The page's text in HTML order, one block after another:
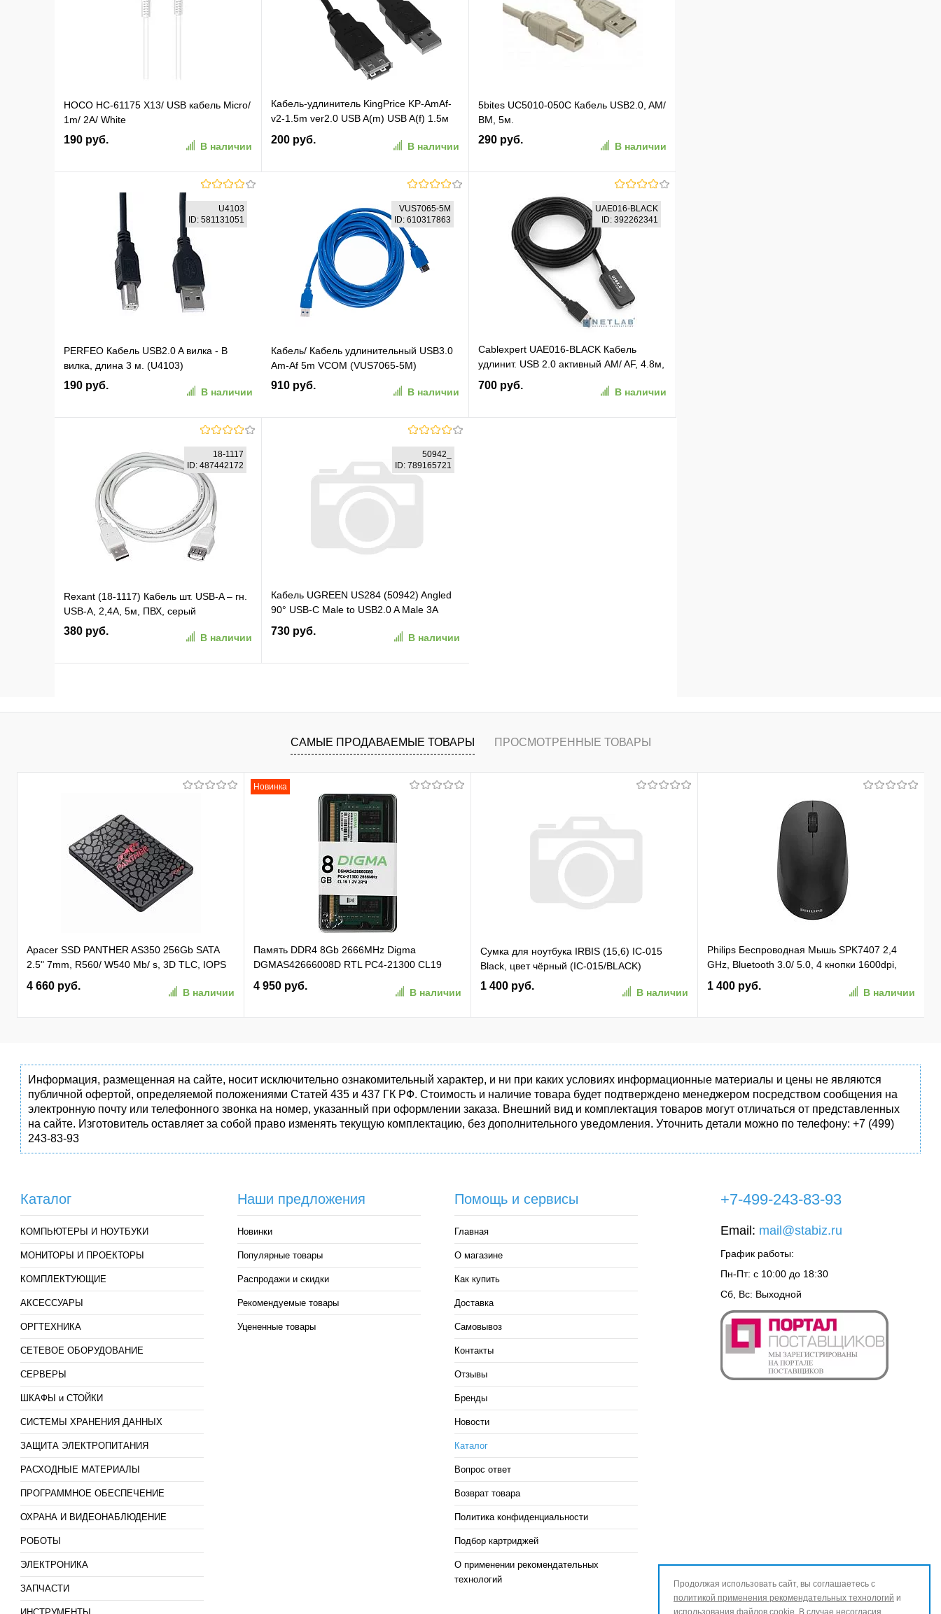
HOCO HC-61175 X13/ USB кабель Micro/
1m/ 2A/ White
190 руб.
В наличии
В избранное К сравнению
Кабель-удлинитель KingPrice KP-AmAf-
v2-1.5m ver2.0 USB A(m) USB A(f) 1.5м
черный
200 руб.
В наличии
В корзину
В избранное К сравнению
5bites UC5010-050C Кабель USB2.0, AM/
BM, 5м.
290 руб.
В наличии
В корзину
В избранное К сравнению
U4103
ID: 581131051
PERFEO Кабель USB2.0 A вилка - В
вилка, длина 3 м. (U4103)
190 руб.
В наличии
В корзину
В избранное К сравнению
VUS7065-5M
ID: 610317863
Кабель/ Кабель удлинительный USB3.0
Am-Af 5m VCOM (VUS7065-5M)
910 руб.
В наличии
В избранное К сравнению
UAE016-BLACK
ID: 392262341
Cablexpert UAE016-BLACK Кабель
удлинит. USB 2.0 активный AM/ AF, 4.8м,
черный, пакет
700 руб.
В наличии
18-1117
ID: 487442172
Rexant (18-1117) Кабель шт. USB-A – гн.
USB-A, 2,4А, 5м, ПВХ, серый
380 руб.
В наличии
50942_
ID: 789165721
Кабель UGREEN US284 (50942) Angled
90° USB-C Male to USB2.0 A Male 3A
Data Cable. Длина: 2м. Цвет: серый
космос (50942_)
730 руб.
В наличии
В избранное К сравнению
САМЫЕ ПРОДАВАЕМЫЕ ТОВАРЫ ПРОСМОТРЕННЫЕ ТОВАРЫ
Apacer SSD PANTHER AS350 256Gb SATA
2.5" 7mm, R560/ W540 Mb/ s, 3D TLC, IOPS
81K/ 74K, MTBF 1,5M, 180TBW,
(AP256GAS350-1)
4 660 руб.
В наличии
Новинка
Память DDR4 8Gb 2666MHz Digma
DGMAS42666008D RTL PC4-21300 CL19
SO-DIMM 260-pin 1.2В dual rank Ret
4 950 руб.
В наличии
Сумка для ноутбука IRBIS (15,6) IC-015
Black, цвет чёрный (IC-015/BLACK)
1 400 руб.
В наличии
Philips Беспроводная Мышь SPK7407 2,4
GHz, Bluetooth 3.0/ 5.0, 4 кнопки 1600dpi,
бесшумная Чёрный (SPK7407B/ 01)
(SPK7407B/01)
1 400 руб.
В наличии
Информация, размещенная на сайте, носит исключительно ознакомительный характер, и ни при каких условиях информационные материалы и цены не являются
публичной офертой, определяемой положениями Статей 435 и 437 ГК РФ. Стоимость и наличие товара будет подтверждено менеджером посредством сообщения на
электронную почту или телефонного звонка на номер, указанный при оформлении заказа. Внешний вид и комплектация товаров могут отличаться от представленных
на сайте. Изготовитель оставляет за собой право изменять текущую комплектацию, без дополнительного уведомления. Уточнить детали можно по телефону: +7 (499)
243-83-93
Каталог
КОМПЬЮТЕРЫ И НОУТБУКИ
МОНИТОРЫ И ПРОЕКТОРЫ
КОМПЛЕКТУЮЩИЕ
АКСЕССУАРЫ
ОРГТЕХНИКА
СЕТЕВОЕ ОБОРУДОВАНИЕ
СЕРВЕРЫ
ШКАФЫ и СТОЙКИ
СИСТЕМЫ ХРАНЕНИЯ ДАННЫХ
ЗАЩИТА ЭЛЕКТРОПИТАНИЯ
РАСХОДНЫЕ МАТЕРИАЛЫ
ПРОГРАММНОЕ ОБЕСПЕЧЕНИЕ
ОХРАНА И ВИДЕОНАБЛЮДЕНИЕ
РОБОТЫ
ЭЛЕКТРОНИКА
ЗАПЧАСТИ
Наши предложения
Новинки
Популярные товары
Распродажи и скидки
Рекомендуемые товары
Уцененные товары
Помощь и сервисы
Главная
О магазине
Как купить
Доставка
Самовывоз
Контакты
Отзывы
Бренды
Новости
Каталог
Вопрос ответ
Возврат товара
Политика конфиденциальности
Подбор картриджей
О применении рекомендательных
технологий
+7-499-243-83-93
Email: mail@stabiz.ru
График работы:
Пн-Пт: с 10:00 до 18:30
Сб, Вс: Выходной
Продолжая использовать сайт, вы соглашаетесь с
политикой применения рекомендательных технологий и
использования файлов cookie . В случае несогласия